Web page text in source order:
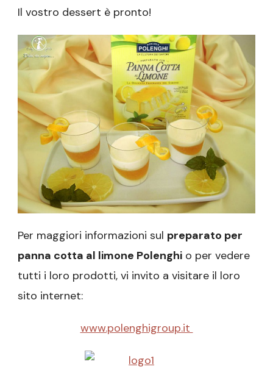
Il vostro dessert è pronto!
Per maggiori informazioni sul preparato per
panna cotta al limone Polenghi o per vedere
tutti i loro prodotti, vi invito a visitare il loro
sito internet:
www.polenghigroup.it